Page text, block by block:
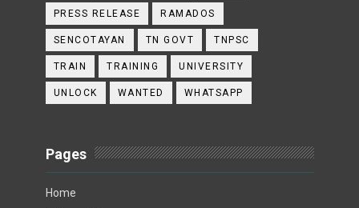
PRESS RELEASE RAMADOS
SENCOTAYAN TN GOVT TNPSC
TRAIN TRAINING UNIVERSITY
UNLOCK WANTED WHATSAPP
Pages
Home